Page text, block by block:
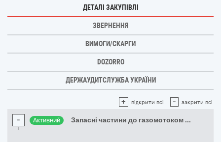
ДЕТАЛІ ЗАКУПІВЛІ
ЗВЕРНЕННЯ
ВИМОГИ/СКАРГИ
DOZORRO
ДЕРЖАУДИТСЛУЖБА УКРАЇНИ
+ відкрити всі - закрити всі
- Активний Запасні частини до газомотоком ...